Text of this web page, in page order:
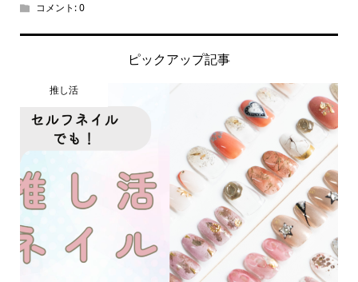
コメント:0
ピックアップ記事
推し活